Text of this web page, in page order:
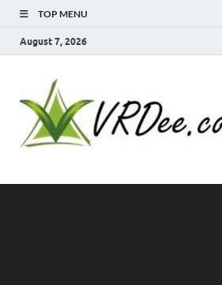
TOP MENU
August 7, 2026